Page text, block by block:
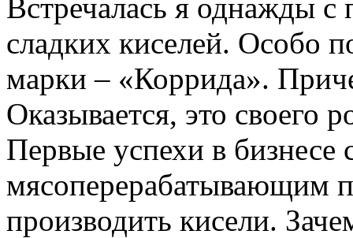
Встречалась я однажды с
сладких киселей. Особо
марки – «Коррида».
Оказывается, это своего
Первые успехи в бизнесе
мясоперерабатывающим
производить кисели.